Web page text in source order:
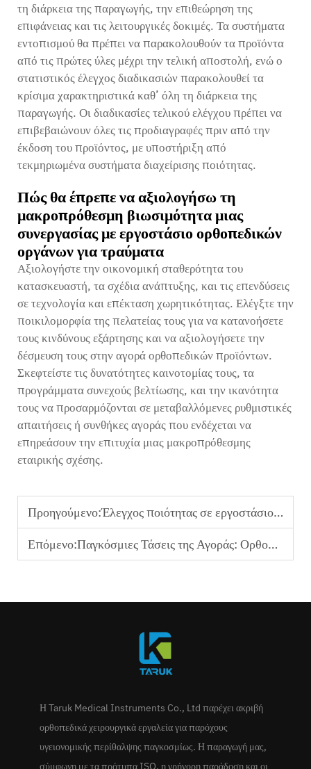
τη διάρκεια της παραγωγής, την επιθεώρηση της
επιφάνειας και τις λειτουργικές δοκιμές. Τα συστήματα
εντοπισμού θα πρέπει να παρακολουθούν τα προϊόντα
από τις πρώτες ύλες μέχρι την τελική αποστολή, ενώ ο
στατιστικός έλεγχος διαδικασιών παρακολουθεί τα
κρίσιμα χαρακτηριστικά καθ’ όλη τη διάρκεια της
παραγωγής. Οι διαδικασίες τελικού ελέγχου πρέπει να
επιβεβαιώνουν όλες τις προδιαγραφές πριν από την
έκδοση του προϊόντος, με υποστήριξη από
τεκμηριωμένα συστήματα διαχείρισης ποιότητας.
Πώς θα έπρεπε να αξιολογήσω τη
μακροπρόθεσμη βιωσιμότητα μιας
συνεργασίας με εργοστάσιο ορθοπεδικών
οργάνων για τραύματα
Αξιολογήστε την οικονομική σταθερότητα του
κατασκευαστή, τα σχέδια ανάπτυξης, και τις επενδύσεις
σε τεχνολογία και επέκταση χωρητικότητας. Ελέγξτε την
ποικιλομορφία της πελατείας τους για να κατανοήσετε
τους κινδύνους εξάρτησης και να αξιολογήσετε την
δέσμευση τους στην αγορά ορθοπεδικών προϊόντων.
Σκεφτείστε τις δυνατότητες καινοτομίας τους, τα
προγράμματα συνεχούς βελτίωσης, και την ικανότητα
τους να προσαρμόζονται σε μεταβαλλόμενες ρυθμιστικές
απαιτήσεις ή συνθήκες αγοράς που ενδέχεται να
επηρεάσουν την επιτυχία μιας μακροπρόθεσμης
εταιρικής σχέσης.
Προηγούμενο:Έλεγχος ποιότητας σε εργοστάσιο ορθοπεδικών οργάνων για τραύματα
Επόμενο:Παγκόσμιες Τάσεις της Αγοράς: Ορθοπεδικά Όργανα Τραυματολογίας OEM
Η Taruk Medical Instruments Co., Ltd παρέχει ακριβή
ορθοπεδικά χειρουργικά εργαλεία για παρόχους
υγειονομικής περίθαλψης παγκοσμίως. Η παραγωγή μας,
σύμφωνη με τα πρότυπα ISO, η γρήγορη παράδοση και οι